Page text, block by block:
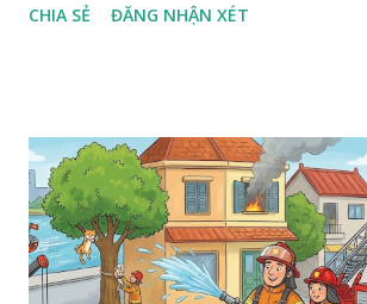
CHIA SẺ ĐĂNG NHẬN XÉT